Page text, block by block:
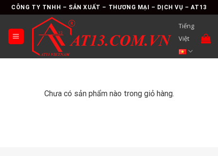
Skip
to
content
CÔNG TY TNHH – SẢN XUẤT – THƯƠNG MẠI – DỊCH VỤ – AT13
Tiếng
Việt
Chưa có sản phẩm nào trong giỏ hàng.